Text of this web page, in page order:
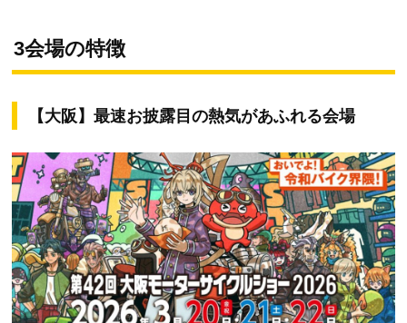
3会場の特徴
【大阪】最速お披露目の熱気があふれる会場